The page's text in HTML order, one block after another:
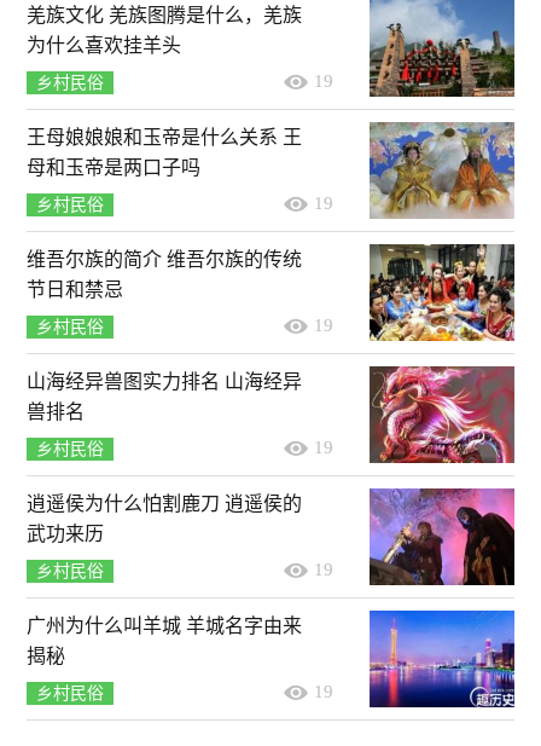
羌族文化 羌族图腾是什么，羌族
为什么喜欢挂羊头
乡村民俗 19
王母娘娘娘和玉帝是什么关系 王
母和玉帝是两口子吗
乡村民俗 19
维吾尔族的简介 维吾尔族的传统
节日和禁忌
乡村民俗 19
山海经异兽图实力排名 山海经异
兽排名
乡村民俗 19
逍遥侯为什么怕割鹿刀 逍遥侯的
武功来历
乡村民俗 19
广州为什么叫羊城 羊城名字由来
揭秘
乡村民俗 19